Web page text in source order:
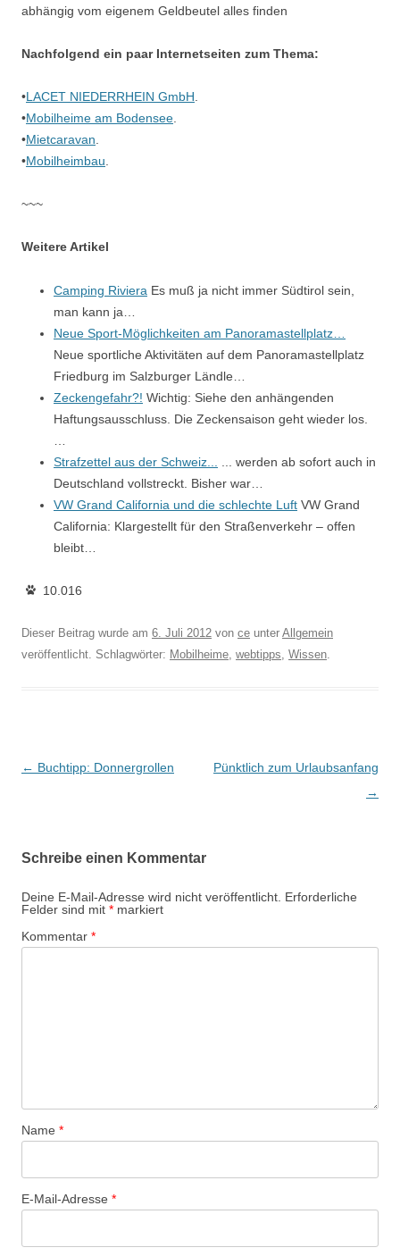
abhängig vom eigenem Geldbeutel alles finden
Nachfolgend ein paar Internetseiten zum Thema:
•LACET NIEDERRHEIN GmbH
•Mobilheime am Bodensee
•Mietcaravan
•Mobilheimbau
~~~
Weitere Artikel
Camping Riviera Es muß ja nicht immer Südtirol sein,
man kann ja…
Neue Sport-Möglichkeiten am Panoramastellplatz…
Neue sportliche Aktivitäten auf dem Panoramastellplatz
Friedburg im Salzburger Ländle…
Zeckengefahr?! Wichtig: Siehe den anhängenden
Haftungsausschluss. Die Zeckensaison geht wieder los.
Strafzettel aus der Schweiz...
... werden ab sofort auch in
Deutschland vollstreckt. Bisher war…
VW Grand California und die schlechte Luft VW Grand
California: Klargestellt für den Straßenverkehr – offen
bleibt…
10.016
Dieser Beitrag wurde am 6. Juli 2012 von ce unter Allgemein
veröffentlicht. Schlagwörter: Mobilheime webtipps Wissen
Beitragsnavigation
← Buchtipp: Donnergrollen
Pünktlich zum Urlaubsanfang
→
Schreibe einen Kommentar
Deine E-Mail-Adresse wird nicht veröffentlicht. Erforderliche
Felder sind mit * markiert
Kommentar *
Name *
E-Mail-Adresse *